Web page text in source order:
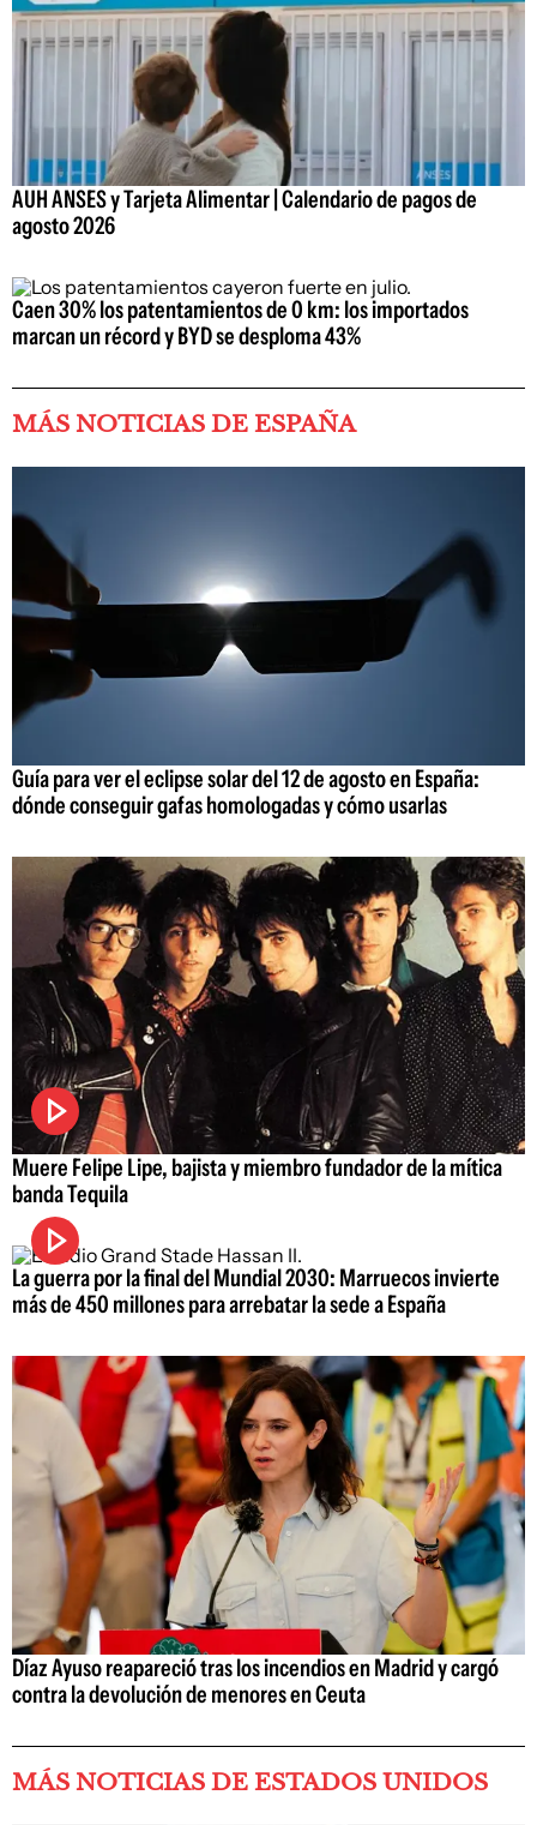
AUH ANSES y Tarjeta Alimentar | Calendario de pagos de
agosto 2026
Caen 30% los patentamientos de 0 km: los importados
marcan un récord y BYD se desploma 43%
MÁS NOTICIAS DE ESPAÑA
Guía para ver el eclipse solar del 12 de agosto en España:
dónde conseguir gafas homologadas y cómo usarlas
Muere Felipe Lipe, bajista y miembro fundador de la mítica
banda Tequila
La guerra por la final del Mundial 2030: Marruecos invierte
más de 450 millones para arrebatar la sede a España
Díaz Ayuso reapareció tras los incendios en Madrid y cargó
contra la devolución de menores en Ceuta
MÁS NOTICIAS DE ESTADOS UNIDOS